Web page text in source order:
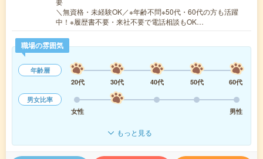
＼無資格・未経験OK／※年齢不問※50代・60代の方も活躍
中！※履歴書不要・来社不要で電話相談もOK…
職場の雰囲気
年齢層
20代
30代 40代 50代
60代
男女比率
女性
男性
もっと見る